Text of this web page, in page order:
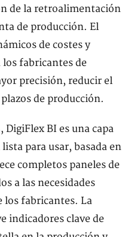
de la retroalimentación
de producción. El
de costes y
los fabricantes de
precisión, reducir el
de producción.
BI es una capa
para usar, basada en
completos paneles de
a las necesidades
los fabricantes. La
indicadores clave de